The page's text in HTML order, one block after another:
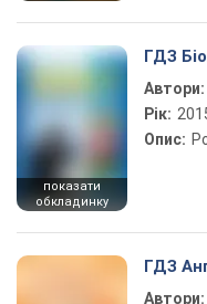
показати
обкладинку
ГДЗ
Автори:
Рік:
Опис:
ГДЗ
Автори: